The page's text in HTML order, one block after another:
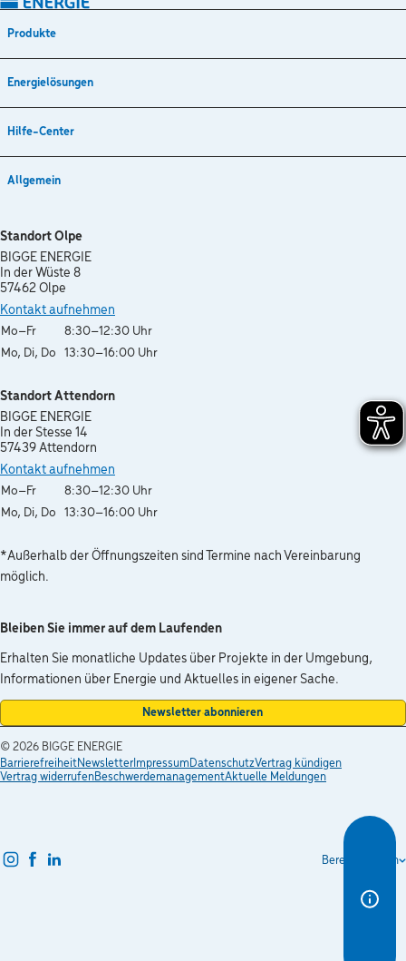
Produkte
Energielösungen
Hilfe-Center
Allgemein
Standort Olpe
BIGGE ENERGIE
In der Wüste 8
57462 Olpe
Kontakt aufnehmen
WochentagÖffnungszeiten
Mo–Fr
8:30–12:30 Uhr
Mo, Di, Do
13:30–16:00 Uhr
Standort Attendorn
BIGGE ENERGIE
In der Stesse 14
57439 Attendorn
Kontakt aufnehmen
WochentagÖffnungszeiten
Mo–Fr
8:30–12:30 Uhr
Mo, Di, Do
13:30–16:00 Uhr
*Außerhalb der Öffnungszeiten sind Termine nach Vereinbarung
möglich.
Bleiben Sie immer auf dem Laufenden
Erhalten Sie monatliche Updates über Projekte in der Umgebung,
Informationen über Energie und Aktuelles in eigener Sache.
Newsletter abonnieren
© 2026 BIGGE ENERGIE
BarrierefreiheitNewsletterImpressumDatenschutzVertrag kündigen
Vertrag widerrufenBeschwerdemanagementAktuelle Meldungen
Bereich wählen